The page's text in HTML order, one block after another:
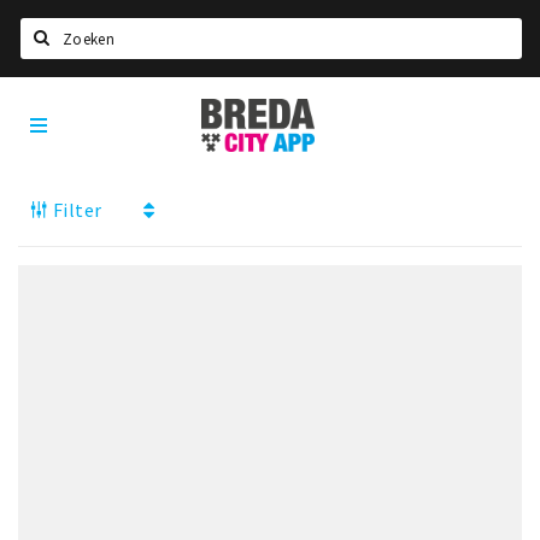
Home
Deals
Breda
City
App
Filter